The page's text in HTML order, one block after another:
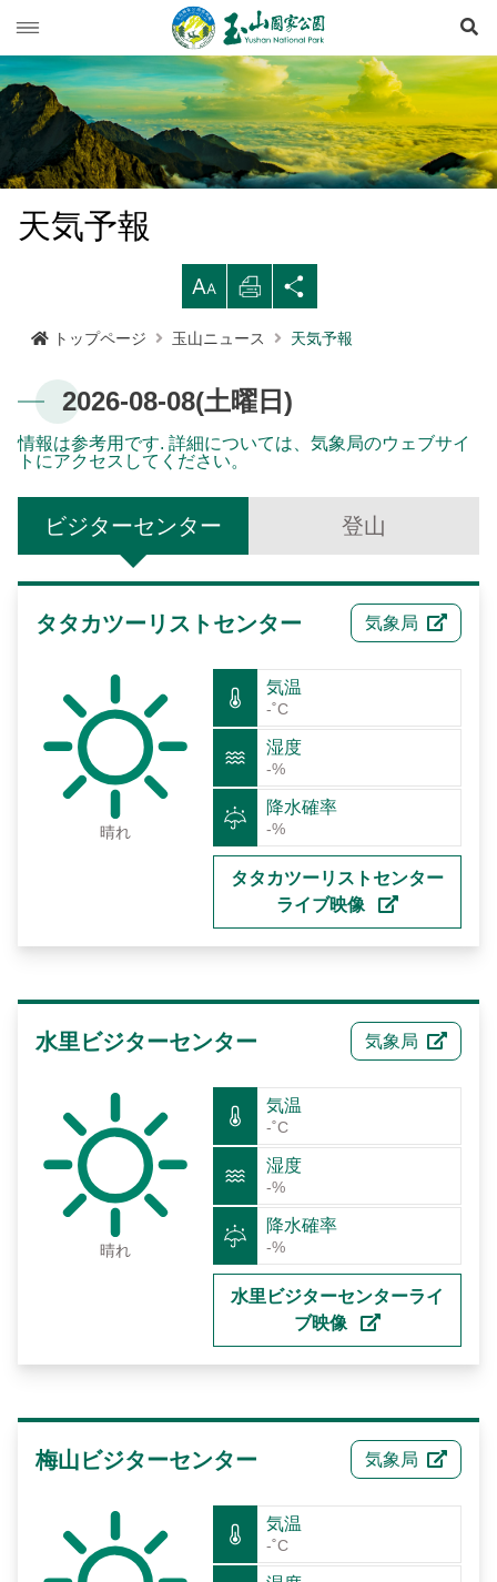
玉山ニュース
ニュース速報
イベント列車
道路情況
天気予報
旅行ガイド
旅行上の注意
レクリエーションタイプ
西北園区
東部園区
水里ビジターセンター
塔塔加ビジターセンター
南安ビジターセンター
排雲登山ビジターセンター
登山情報
登山情報概要
歩道ランクと管理
登山の安全
高山での救急
八通関越嶺道ルート
南横三山及び関山ルート
南二段ルート
マボラス横断ルート
オンライン入園申請
生態保育
地形
地質
水文
植物
動物
歷史人文
布農族
八通関古道
マルチメディア専用コーナー
映像出版作品
玉山写真
旅行パンフレット
行政サービス
玉山国家公園
玉山国家公園について
よくある質問
語言Language
English
Bahasa Melayu
Tiếng Việt
Taglog
Français
サイトマップ よくある質問
Facebook
天気予報
拡
大す
印
刷す ェア
トップページ 玉山ニュース 天気予報
2026-08-08(土曜日)
情報は参考用です. 詳細については、気象局のウェブサイ
トにアクセスしてください。
ビジターセンター 登山
タタカツーリストセンター 気象局
晴れ
気温
-˚C
湿度
-%
降水確率
-%
タタカツーリストセンター
ライブ映像
水里ビジターセンター 気象局
晴れ
気温
-˚C
湿度
-%
降水確率
-%
水里ビジターセンターライ
ブ映像
梅山ビジターセンター 気象局
気温
-˚C